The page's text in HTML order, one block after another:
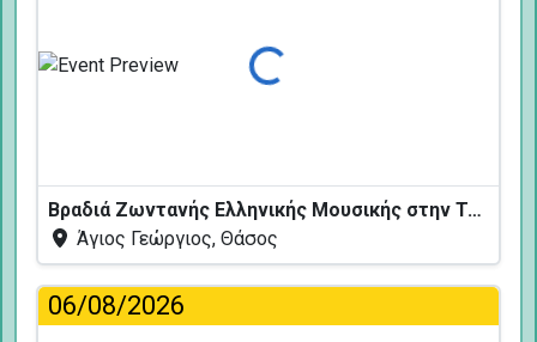
Φόρτωση...
Βραδιά Ζωντανής Ελληνικής Μουσικής στην Ταβέρνα Κελάρι
Άγιος Γεώργιος, Θάσος
06/08/2026